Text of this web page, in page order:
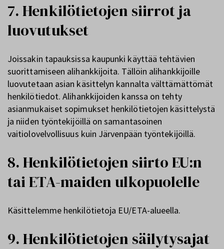
7. Henkilötietojen siirrot ja
luovutukset
Joissakin tapauksissa kaupunki käyttää tehtävien
suorittamiseen alihankkijoita. Tällöin alihankkijoille
luovutetaan asian käsittelyn kannalta välttämättömät
henkilötiedot. Alihankkijoiden kanssa on tehty
asianmukaiset sopimukset henkilötietojen käsittelystä
ja niiden työntekijöillä on samantasoinen
vaitiolovelvollisuus kuin Järvenpään työntekijöillä.
8. Henkilötietojen siirto EU:n
tai ETA-maiden ulkopuolelle
Käsittelemme henkilötietoja EU/ETA-alueella.
9. Henkilötietojen säilytysajat